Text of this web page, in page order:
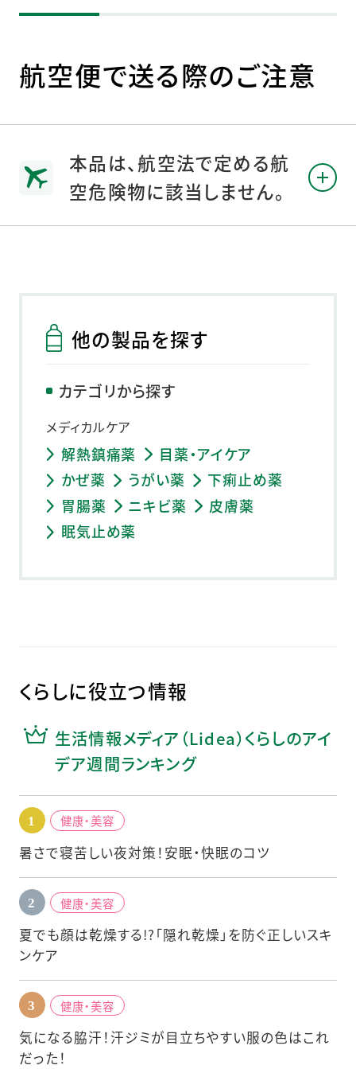
航空便で送る際のご注意
本品は、航空法で定める航
空危険物に該当しません。
他の製品を探す
カテゴリから探す
メディカルケア
解熱鎮痛薬
目薬・アイケア
かぜ薬
うがい薬
下痢止め薬
胃腸薬
ニキビ薬
皮膚薬
眠気止め薬
くらしに役立つ情報
生活情報メディア（Lidea）くらしのアイ
デア週間ランキング
健康・美容
暑さで寝苦しい夜対策！安眠・快眠のコツ
健康・美容
夏でも顔は乾燥する!?「隠れ乾燥」を防ぐ正しいスキ
ンケア
健康・美容
気になる脇汗！汗ジミが目立ちやすい服の色はこれ
だった！